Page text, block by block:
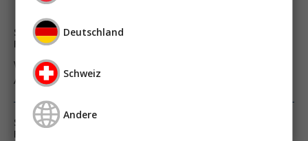
SGLT2-Hemmer: Auch für kritisch kranke Patienten –
Fortsetzung folgt?
Wenige Substanzklassen haben in den letzten Jahren mehr
Aufmerksamkeit erregt als die SGLT2-Inhibitoren.
SGLT2-Hemmer: Auch für kritisch kranke Patienten –
Fortsetzung folgt?
Deutschland
Schweiz
Andere